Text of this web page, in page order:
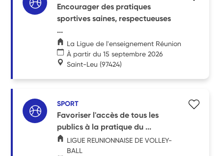
Encourager des pratiques
sportives saines, respectueuses
...
La Ligue de l'enseignement Réunion
À partir du 15 septembre 2026
Saint-Leu (97424)
SPORT
Favoriser l'accès de tous les
publics à la pratique du ...
LIGUE REUNIONNAISE DE VOLLEY-
BALL